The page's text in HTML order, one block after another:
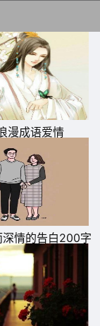
漫成语爱情
情的告白200字